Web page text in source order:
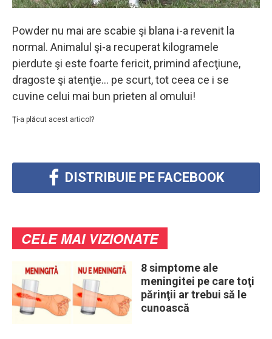
Powder nu mai are scabie şi blana i-a revenit la
normal. Animalul şi-a recuperat kilogramele
pierdute şi este foarte fericit, primind afecţiune,
dragoste şi atenţie… pe scurt, tot ceea ce i se
cuvine celui mai bun prieten al omului!
Ţi-a plăcut acest articol?
DISTRIBUIE PE FACEBOOK
CELE MAI VIZIONATE
8 simptome ale
meningitei pe care toţi
părinţii ar trebui să le
cunoască